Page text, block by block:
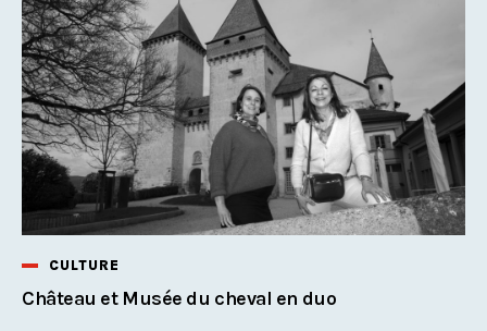
CULTURE
Château et Musée du cheval en duo